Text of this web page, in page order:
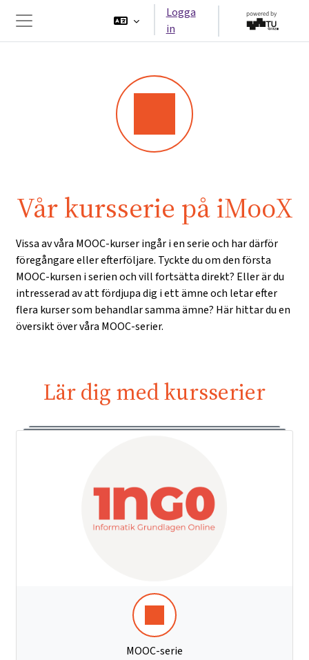
Sidopanel
Logga
in
Vår kursserie på iMooX
Vissa av våra MOOC-kurser ingår i en serie och har därför
föregångare eller efterföljare. Tyckte du om den första
MOOC-kursen i serien och vill fortsätta direkt? Eller är du
intresserad av att fördjupa dig i ett ämne och letar efter
flera kurser som behandlar samma ämne? Här hittar du en
översikt över våra MOOC-serier.
Lär dig med kursserier
MOOC-serie